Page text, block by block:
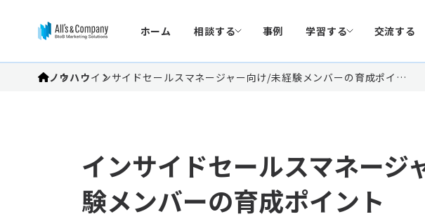
ホーム 相談する 事例 学習する 交流する
ノウハウインサイドセールスマネージャー向け/未経験メンバーの育成ポイ…
インサイドセールスマネージ
験メンバーの育成ポイント